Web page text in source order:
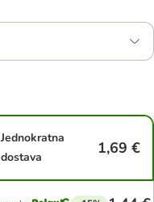
Jednokratna
dostava
1,69 €